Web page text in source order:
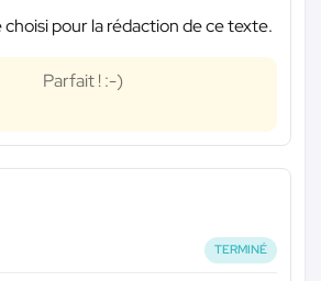
pour la rédaction de ce texte.
Parfait ! :-)
TERMINÉ